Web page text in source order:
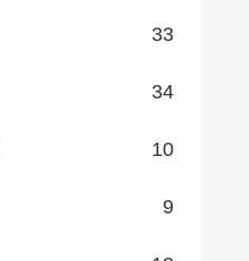
33
34
10
9